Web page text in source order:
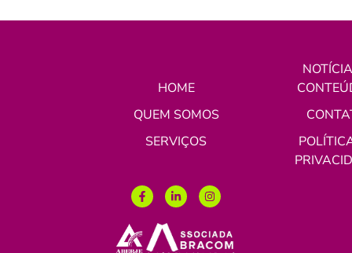
HOME
QUEM SOMOS
SERVIÇOS